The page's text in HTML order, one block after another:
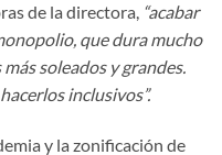
de la directora, “acabar
que dura mucho
soleados y grandes.
inclusivos”.
y la zonificación de